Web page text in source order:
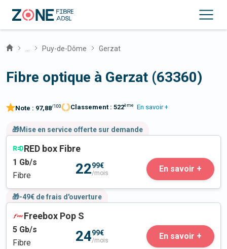
Puy-de-Dôme Gerzat
Fibre optique à Gerzat (63360)
Note : 97,88/100 Classement : 522ème En savoir +
🎁Mise en service offerte sur demande
RED box Fibre
1 Gb/s
Fibre
2299€
/mois En savoir +
🎁-49€ de frais d'ouverture
Freebox Pop S
5 Gb/s
Fibre
2499€
/mois En savoir +